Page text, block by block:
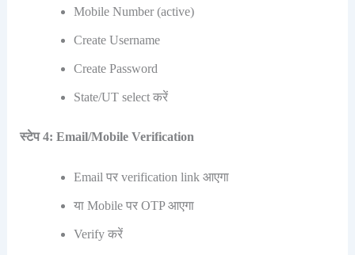
Mobile Number (active)
Create Username
Create Password
State/UT select करें
स्टेप 4: Email/Mobile Verification
Email पर verification link आएगा
या Mobile पर OTP आएगा
Verify करें